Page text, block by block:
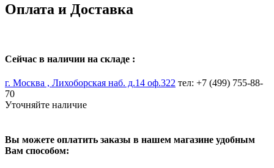
Оплата и Доставка
Сейчас в наличии на складе :
г. Москва , Лихоборская наб. д.14 оф.322 тел: +7 (499) 755-88-
70
Уточняйте наличие
Вы можете оплатить заказы в нашем магазине удобным
Вам способом: